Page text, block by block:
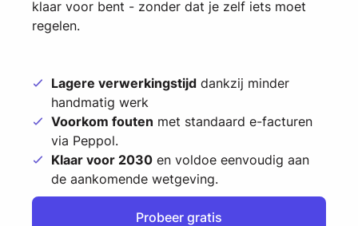
klaar voor bent - zonder dat je zelf iets moet
regelen.
Lagere verwerkingstijd dankzij minder
handmatig werk
Voorkom fouten met standaard e-facturen
via Peppol.
Klaar voor 2030 en voldoe eenvoudig aan
de aankomende wetgeving.
Probeer gratis